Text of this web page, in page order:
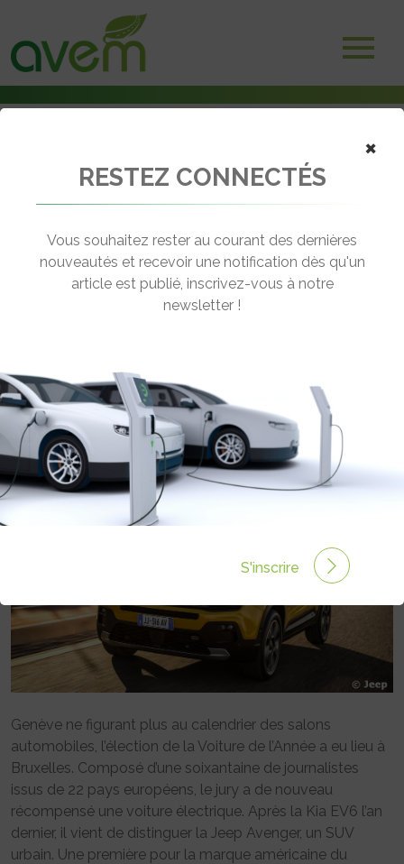
La Jeep Avenger élue Voiture de l’Année 2023
← Revenir aux actualités
L’ANNÉE 2023
Rédigé par Emmanuel Maumon le 16 Jan 2023 à 06:00
0 commentaires
Genève ne figurant plus au calendrier des salons
automobiles, l’élection de la Voiture de l’Année a eu lieu à
Bruxelles. Composé d’une soixantaine de journalistes
issus de 22 pays européens, le jury a de nouveau
récompensé une voiture électrique. Après la Kia EV6 l’an
dernier, il vient de distinguer la Jeep Avenger, un SUV
urbain. Une première pour la marque américaine du
×
RESTEZ CONNECTÉS
Vous souhaitez rester au courant des dernières
nouveautés et recevoir une notification dès qu'un
article est publié, inscrivez-vous à notre
newsletter !
S'inscrire